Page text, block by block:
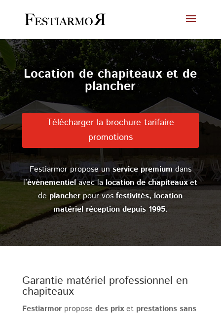
Location de chapiteaux et de
plancher
Télécharger la brochure tarifaire
promotions
Festiarmor propose unservice premium dans
l’évènementielavec la location de chapiteauxet
de plancherpour vosfestivités, location
matériel réception depuis 1995.
Garantie matériel professionnel en
chapiteaux
Festiarmorpropose des prixet prestations sans